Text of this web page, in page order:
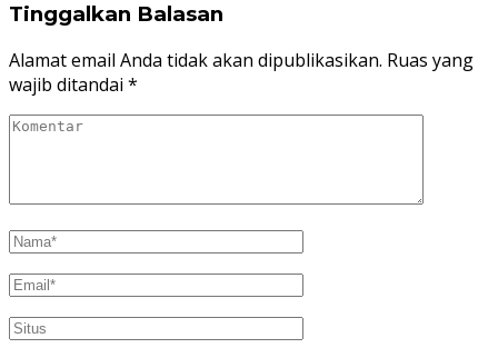
Tinggalkan Balasan
Alamat email Anda tidak akan dipublikasikan. Ruas yang
wajib ditandai *